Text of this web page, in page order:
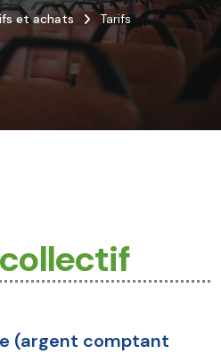
et achats Tarifs
(argent comptant